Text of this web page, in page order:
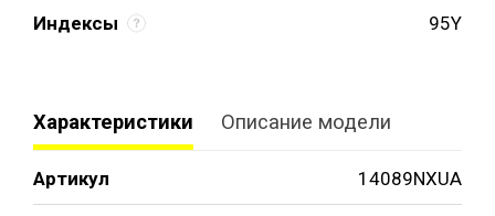
Индексы 95Y
Характеристики Описание модели
Артикул 14089NXUA